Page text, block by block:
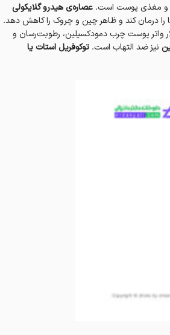
و مغذی پوست است. عصاره‌ی هیدرو گلایکولی
را درمان کند و ظاهر چین و چروک را کاهش دهد.
واتر پوست چرب دمودکسیلین، رطوبت‌رسان و
نیز ضد التهاب است. توکوفریل استات یا